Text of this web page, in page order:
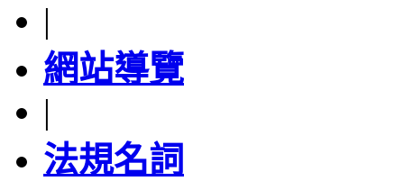
|
網站導覽
|
法規名詞